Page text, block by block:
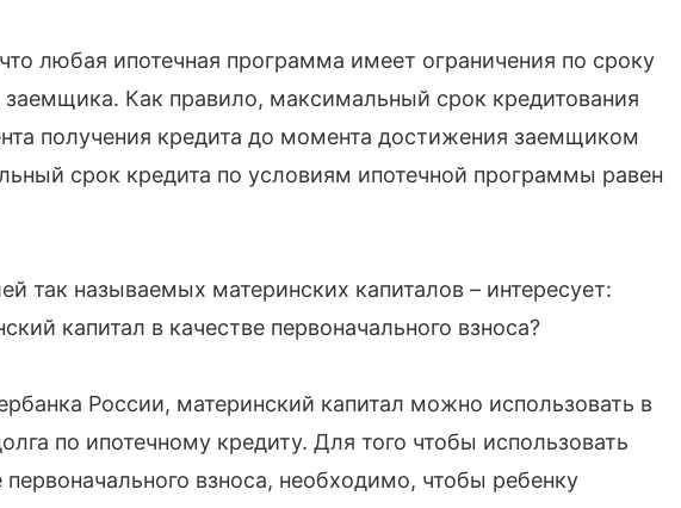
любая ипотечная программа имеет ограничения по сроку
заемщика. Как правило, максимальный срок кредитования
получения кредита до момента достижения заемщиком
срок кредита по условиям ипотечной программы равен
так называемых материнских капиталов – интересует:
капитал в качестве первоначального взноса?
России, материнский капитал можно использовать в
по ипотечному кредиту. Для того чтобы использовать
первоначального взноса, необходимо, чтобы ребенку